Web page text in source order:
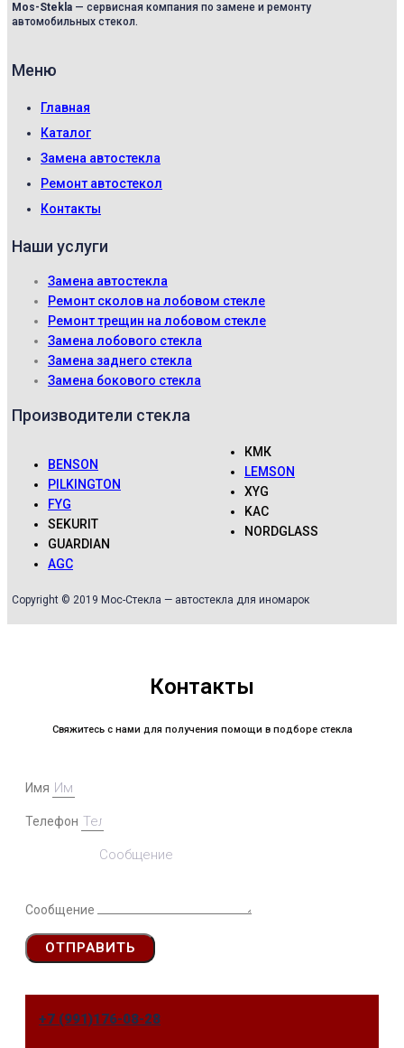
Mos-Stekla — сервисная компания по замене и ремонту
автомобильных стекол.
Меню
Главная
Каталог
Замена автостекла
Ремонт автостекол
Контакты
Наши услуги
Замена автостекла
Ремонт сколов на лобовом стекле
Ремонт трещин на лобовом стекле
Замена лобового стекла
Замена заднего стекла
Замена бокового стекла
Производители стекла
BENSON
PILKINGTON
FYG
SEKURIT
GUARDIAN
AGC
КМК
LEMSON
XYG
KAC
NORDGLASS
Copyright © 2019 Мос-Стекла — автостекла для иномарок
Контакты
Свяжитесь с нами для получения помощи в подборе стекла
Имя
Телефон
Сообщение
ОТПРАВИТЬ
+7 (991)176-08-28